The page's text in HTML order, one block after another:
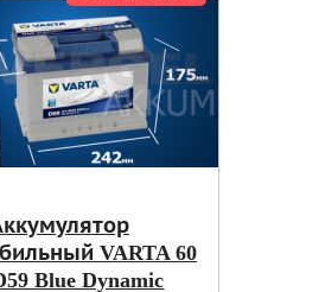
VARTA 60
Blue Dynamic